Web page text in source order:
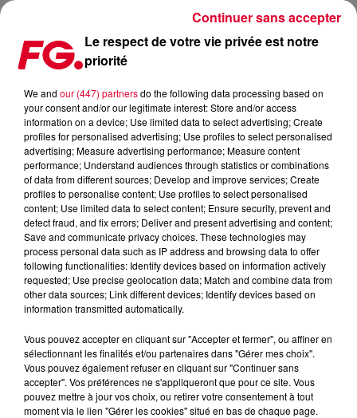
« CYCLE FOR MUSIC », DES DJS VONT PRENDRE LA ROUTE EN
Publié : 16 août 2022 à 12h12 par Christophe HUBERT
Cycle For Music
Le respect de votre vie privée est notre
priorité
We and our (447) partnersdo the following data processing based on
your consent and/or our legitimate interest: Store and/or access
information on a device; Use limited data to select advertising; Create
profiles for personalised advertising; Use profiles to select personalised
advertising; Measure advertising performance; Measure content
performance; Understand audiences through statistics or combinations
of data from different sources; Develop and improve services; Create
profiles to personalise content; Use profiles to select personalised
content; Use limited data to select content; Ensure security, prevent and
detect fraud, and fix errors; Deliver and present advertising and content;
Save and communicate privacy choices. These technologies may
process personal data such as IP address and browsing data to offer
following functionalities: Identify devices based on information actively
requested; Use precise geolocation data; Match and combine data from
other data sources; Link different devices; Identify devices based on
information transmitted automatically.
Vous pouvez accepter en cliquant sur "Accepter et fermer", ou affiner en
sélectionnant les finalités et/ou partenaires dans "Gérer mes choix".
Vous pouvez également refuser en cliquant sur "Continuer sans
accepter". Vos préférences ne s'appliqueront que pour ce site. Vous
pouvez mettre à jour vos choix, ou retirer votre consentement à tout
moment via le lien "Gérer les cookies" situé en bas de chaque page.
Continuer sans accepter